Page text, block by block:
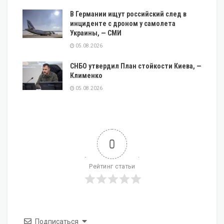
В Германии ищут российский след в
инциденте с дроном у самолета
Украины, — СМИ
05.08.2026
СНБО утвердил План стойкости Киева, —
Клименко
05.08.2026
0
Рейтинг статьи
Подписаться